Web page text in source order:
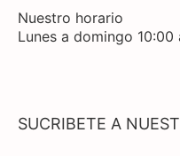
Nuestro horario
Lunes a domingo 10:00
SUCRIBETE A